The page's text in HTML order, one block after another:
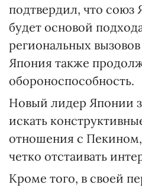
подтвердил, что
будет основой
региональных
Япония также
обороноспособность.
Новый лидер Японии
искать
отношения с
четко отстаивать
Кроме того, в своей